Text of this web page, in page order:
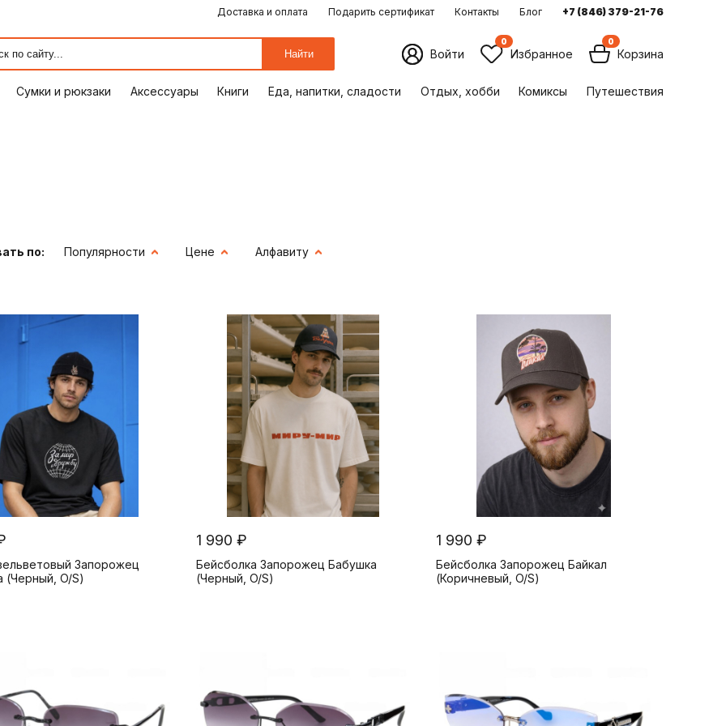
Доставка и оплата Подарить сертификат Контакты Блог +7 (846) 379-21-76
Найти Войти
0
Избранное
0
Корзина
Сумки и рюкзаки Аксессуары Книги Еда, напитки, сладости Отдых, хобби Комиксы Путешествия
ПОДАРКИ
СУМКИ И РЮКЗАКИ
АКСЕССУАРЫ
ЕДА, НАПИТКИ, СЛАДОСТИ
ОТДЫХ, ХОББИ
КОМИКСЫ
ПУТЕШЕСТВИЯ
по: Популярности Цене Алфавиту
Запорожец
(Черный, O/S)
1 990 ₽
Бейсболка Запорожец Бабушка
(Черный, O/S)
1 990 ₽
Бейсболка Запорожец Байкал
(Коричневый, O/S)